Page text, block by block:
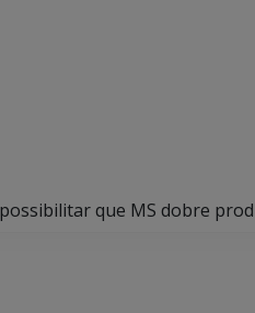
que MS dobre